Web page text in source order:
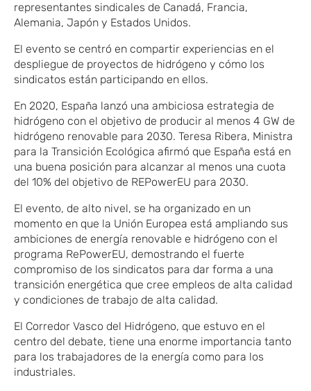
representantes sindicales de Canadá, Francia,
Alemania, Japón y Estados Unidos.
El evento se centró en compartir experiencias en el
despliegue de proyectos de hidrógeno y cómo los
sindicatos están participando en ellos.
En 2020, España lanzó una ambiciosa estrategia de
hidrógeno con el objetivo de producir al menos 4 GW de
hidrógeno renovable para 2030. Teresa Ribera, Ministra
para la Transición Ecológica afirmó que España está en
una buena posición para alcanzar al menos una cuota
del 10% del objetivo de REPowerEU para 2030.
El evento, de alto nivel, se ha organizado en un
momento en que la Unión Europea está ampliando sus
ambiciones de energía renovable e hidrógeno con el
programa RePowerEU, demostrando el fuerte
compromiso de los sindicatos para dar forma a una
transición energética que cree empleos de alta calidad
y condiciones de trabajo de alta calidad.
El Corredor Vasco del Hidrógeno, que estuvo en el
centro del debate, tiene una enorme importancia tanto
para los trabajadores de la energía como para los
industriales.